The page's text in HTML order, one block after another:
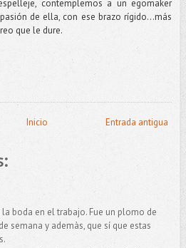
contemplemos a un egomaker
de ella, con ese brazo rígido...más
que le dure.
Entrada antigua
Inicio
boda en el trabajo. Fue un plomo de
semana y ademàs, que sí que estas